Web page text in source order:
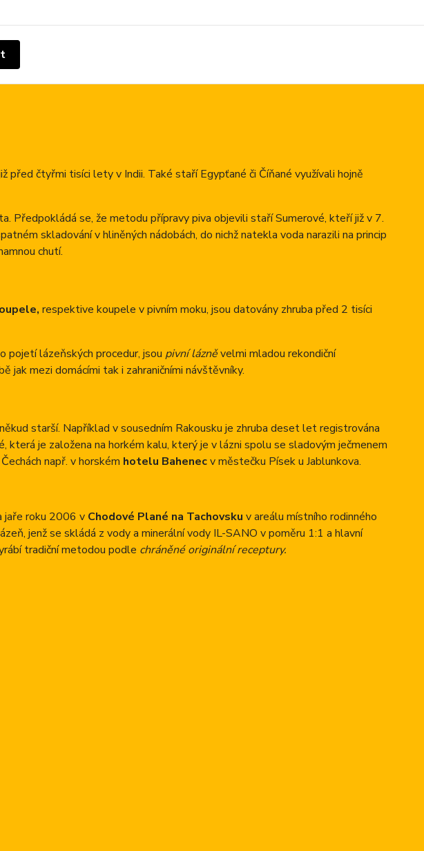
před čtyřmi tisíci lety v Indii. Také staří Egypťané či Číňané využívali hojně
Předpokládá se, že metodu přípravy piva objevili staří Sumerové, kteří již v 7.
skladování v hliněných nádobách, do nichž natekla voda narazili na princip
chutí.
respektive koupele v pivním moku, jsou datovány zhruba před 2 tisíci
pojetí lázeňských procedur, jsou pivní lázněvelmi mladou rekondiční
mezi domácími tak i zahraničními návštěvníky.
starší. Například v sousedním Rakousku je zhruba deset let registrována
která je založena na horkém kalu, který je v lázni spolu se sladovým ječmenem
např. v horském hotelu Bahenecv městečku Písek u Jablunkova.
jaře roku 2006 v Chodové Plané na Tachovsku v areálu místního rodinného
jenž se skládá z vody a minerální vody IL-SANO v poměru 1:1 a hlavní
tradiční metodou podle chráněné originální receptury.